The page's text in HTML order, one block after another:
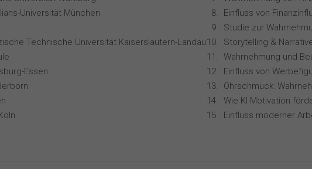
Universität München
Technische Universität Kaiserslautern-Landau
Essen
Studie zur
Einfluss von
Ohrschmuck: